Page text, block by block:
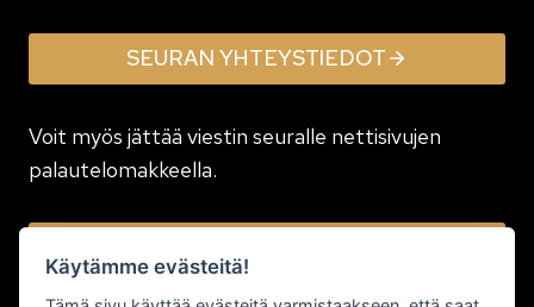
SEURAN YHTEYSTIEDOT
Voit myös jättää viestin seuralle nettisivujen
palautelomakkeella.
Käytämme evästeitä!